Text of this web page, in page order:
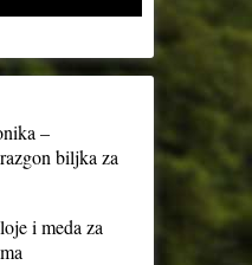
–
biljka za
i meda za